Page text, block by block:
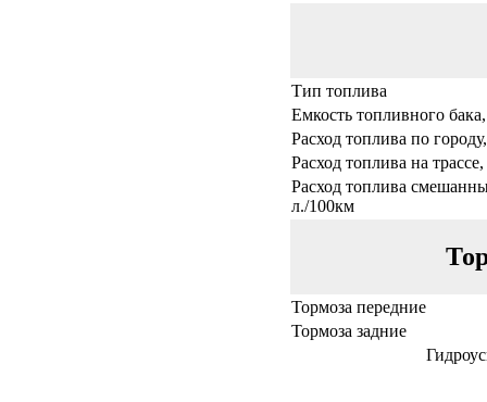
Тип топлива
Емкость топливного
Расход топлива по
Расход топлива на
Расход топлива
л./100км
Тормоза передние
Тормоза задние